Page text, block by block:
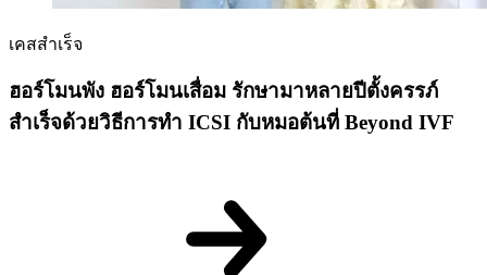
เคสสำเร็จ
ฮอร์โมนพัง ฮอร์โมนเสื่อม รักษามาหลายปีตั้งครรภ์
สำเร็จด้วยวิธีการทำ ICSI กับหมอต้นที่ Beyond IVF